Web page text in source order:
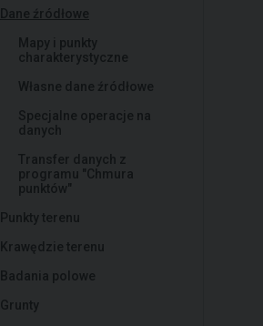
Dane źródłowe
Mapy i punkty
charakterystyczne
Własne dane źródłowe
Specjalne operacje na
danych
Transfer danych z
programu "Chmura
punktów"
Punkty terenu
Krawędzie terenu
Badania polowe
Grunty